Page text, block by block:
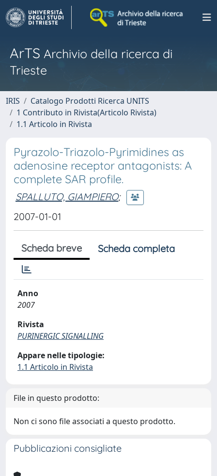
ArTS Archivio della ricerca di
Trieste
IRIS
Catalogo Prodotti Ricerca UNITS
1 Contributo in Rivista(Articolo Rivista)
1.1 Articolo in Rivista
Pyrazolo-Triazolo-Pyrimidines as
adenosine receptor antagonists: A
complete SAR profile.
SPALLUTO, GIAMPIERO;
2007-01-01
Scheda breve Scheda completa
Anno
2007
Rivista
PURINERGIC SIGNALLING
Appare nelle tipologie:
1.1 Articolo in Rivista
File in questo prodotto:
Non ci sono file associati a questo prodotto.
Pubblicazioni consigliate